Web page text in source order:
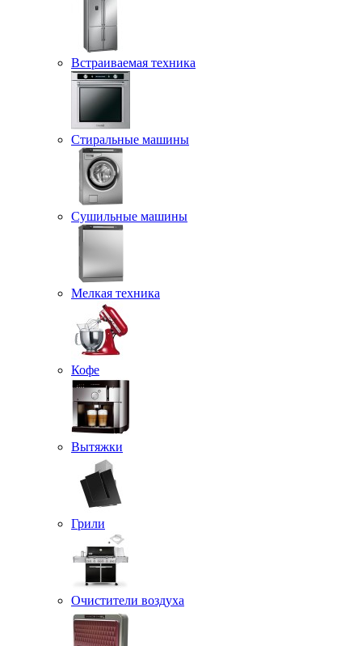
Встраиваемая техника
Стиральные машины
Сушильные машины
Мелкая техника
Кофе
Вытяжки
Грили
Очистители воздуха